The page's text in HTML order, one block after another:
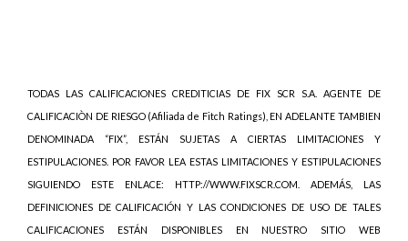
TODAS LAS CALIFICACIONES CREDITICIAS DE FIX SCR S.A. AGENTE DE
CALIFICACIÒN DE RIESGO (Afiliada de Fitch Ratings), EN ADELANTE TAMBIEN
DENOMINADA “FIX”, ESTÁN SUJETAS A CIERTAS LIMITACIONES Y
ESTIPULACIONES. POR FAVOR LEA ESTAS LIMITACIONES Y ESTIPULACIONES
SIGUIENDO ESTE ENLACE: HTTP://WWW.FIXSCR.COM. ADEMÁS, LAS
DEFINICIONES DE CALIFICACIÓN Y LAS CONDICIONES DE USO DE TALES
CALIFICACIONES ESTÁN DISPONIBLES EN NUESTRO SITIO WEB